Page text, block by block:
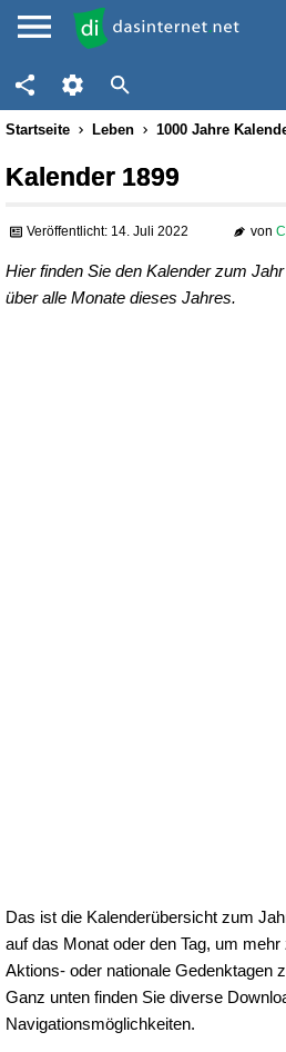
Startseite Leben 1000 Jahre
Kalender 1899
Veröffentlicht: 14. Juli 2022 von
Hier finden Sie den Kalender zum
über alle Monate dieses Jahres.
Das ist die Kalenderübersicht zum
auf das Monat oder den Tag, um
Aktions- oder nationale Gedenktagen
Ganz unten finden Sie diverse
Navigationsmöglichkeiten.